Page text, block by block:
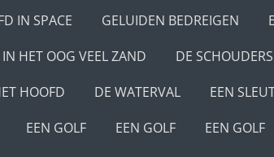
IN SPACE GELUIDEN BEDREIGEN
IN HET OOG VEEL ZAND DE SCHOUDERS
HOOFD DE WATERVAL EEN
EEN GOLF EEN GOLF EEN GOLF